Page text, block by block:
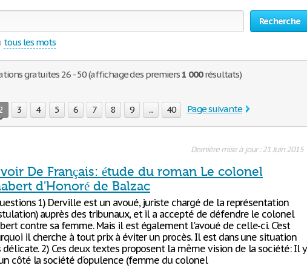
Recherche
tous les mots
gratuites 26 - 50 (affichage des premiers1 000résultats)
3 4 5 6 7 8 9 ... 40 Page suivante
Dernière mise à jour : 21 Juin 2015
De Français: étude du roman Le colonel
d'Honoré de Balzac
1) Derville est un avoué, juriste chargé de la représentation
auprès des tribunaux, et il a accepté de défendre le colonel
contre sa femme. Mais il est également l'avoué de celle-ci. C’est
il cherche à tout prix à éviter un procès. Il est dans une situation
délicate. 2) Ces deux textes proposent la même vision de la société: Il y
côté la société d'opulence (femme du colonel